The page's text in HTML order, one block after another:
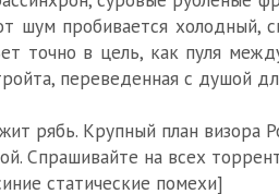
шум пробивается холодный,
точно в цель, как пуля
переведенная с душой
рябь. Крупный план визора
Спрашивайте на всех
статические помехи]